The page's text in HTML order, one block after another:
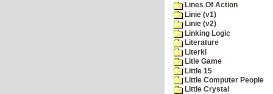
Lines Of Action
Linie (v1)
Linie (v2)
Linking Logic
Literature
Literki
Litle Game
Little 15
Little Computer People
Little Crystal